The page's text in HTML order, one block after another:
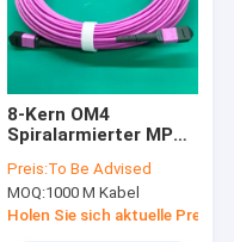
8-Kern OM4
Spiralarmierter MPO-
Patchkabel 3,0 mm
LSZH-Mantel
Nagetierbeständig
Preis:To Be Advised
MOQ:1000 M Kabel
Holen Sie sich aktuelle Preis